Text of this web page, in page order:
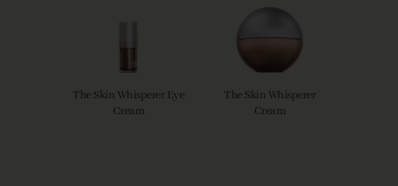
The Skin Whisperer Eye
Cream
The Skin Whisperer
Cream